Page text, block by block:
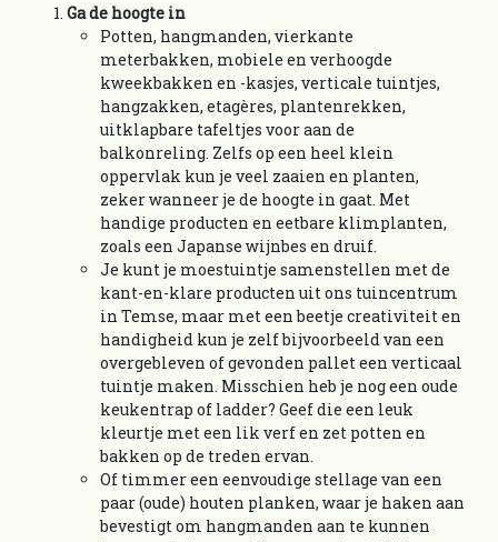
Ga de hoogte in
Potten, hangmanden, vierkante
meterbakken, mobiele en verhoogde
kweekbakken en -kasjes, verticale tuintjes,
hangzakken, etagères, plantenrekken,
uitklapbare tafeltjes voor aan de
balkonreling. Zelfs op een heel klein
oppervlak kun je veel zaaien en planten,
zeker wanneer je de hoogte in gaat. Met
handige producten en eetbare klimplanten,
zoals een Japanse wijnbes en druif.
Je kunt je moestuintje samenstellen met de
kant-en-klare producten uit ons tuincentrum
in Temse, maar met een beetje creativiteit en
handigheid kun je zelf bijvoorbeeld van een
overgebleven of gevonden pallet een verticaal
tuintje maken. Misschien heb je nog een oude
keukentrap of ladder? Geef die een leuk
kleurtje met een lik verf en zet potten en
bakken op de treden ervan.
Of timmer een eenvoudige stellage van een
paar (oude) houten planken, waar je haken aan
bevestigt om hangmanden aan te kunnen